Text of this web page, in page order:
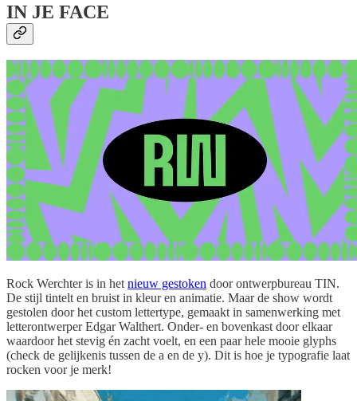
IN JE FACE
Rock Werchter is in hetnieuw gestoken door ontwerpbureau TIN.
De stijl tintelt en bruist in kleur en animatie. Maar de show wordt
gestolen door het custom lettertype, gemaakt in samenwerking met
letterontwerper Edgar Walthert. Onder- en bovenkast door elkaar
waardoor het stevig én zacht voelt, en een paar hele mooie glyphs
(check de gelijkenis tussen de a en de y). Dit is hoe je typografie laat
rocken voor je merk!